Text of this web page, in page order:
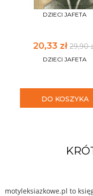
DZIECI JAFETA
20,33 zł 29,90
DZIECI JAFETA
DO KOSZYKA
motyleksiazkowe.pl to